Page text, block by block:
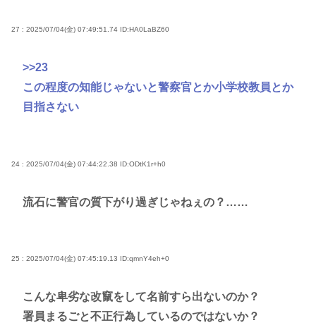
27 : 2025/07/04(金) 07:49:51.74 ID:HA0LaBZ60
>>23
この程度の知能じゃないと警察官とか小学校教員とか
目指さない
24 : 2025/07/04(金) 07:44:22.38 ID:ODtK1r+h0
流石に警官の質下がり過ぎじゃねぇの？……
25 : 2025/07/04(金) 07:45:19.13 ID:qmnY4eh+0
こんな卑劣な改竄をして名前すら出ないのか？
署員まるごと不正行為しているのではないか？